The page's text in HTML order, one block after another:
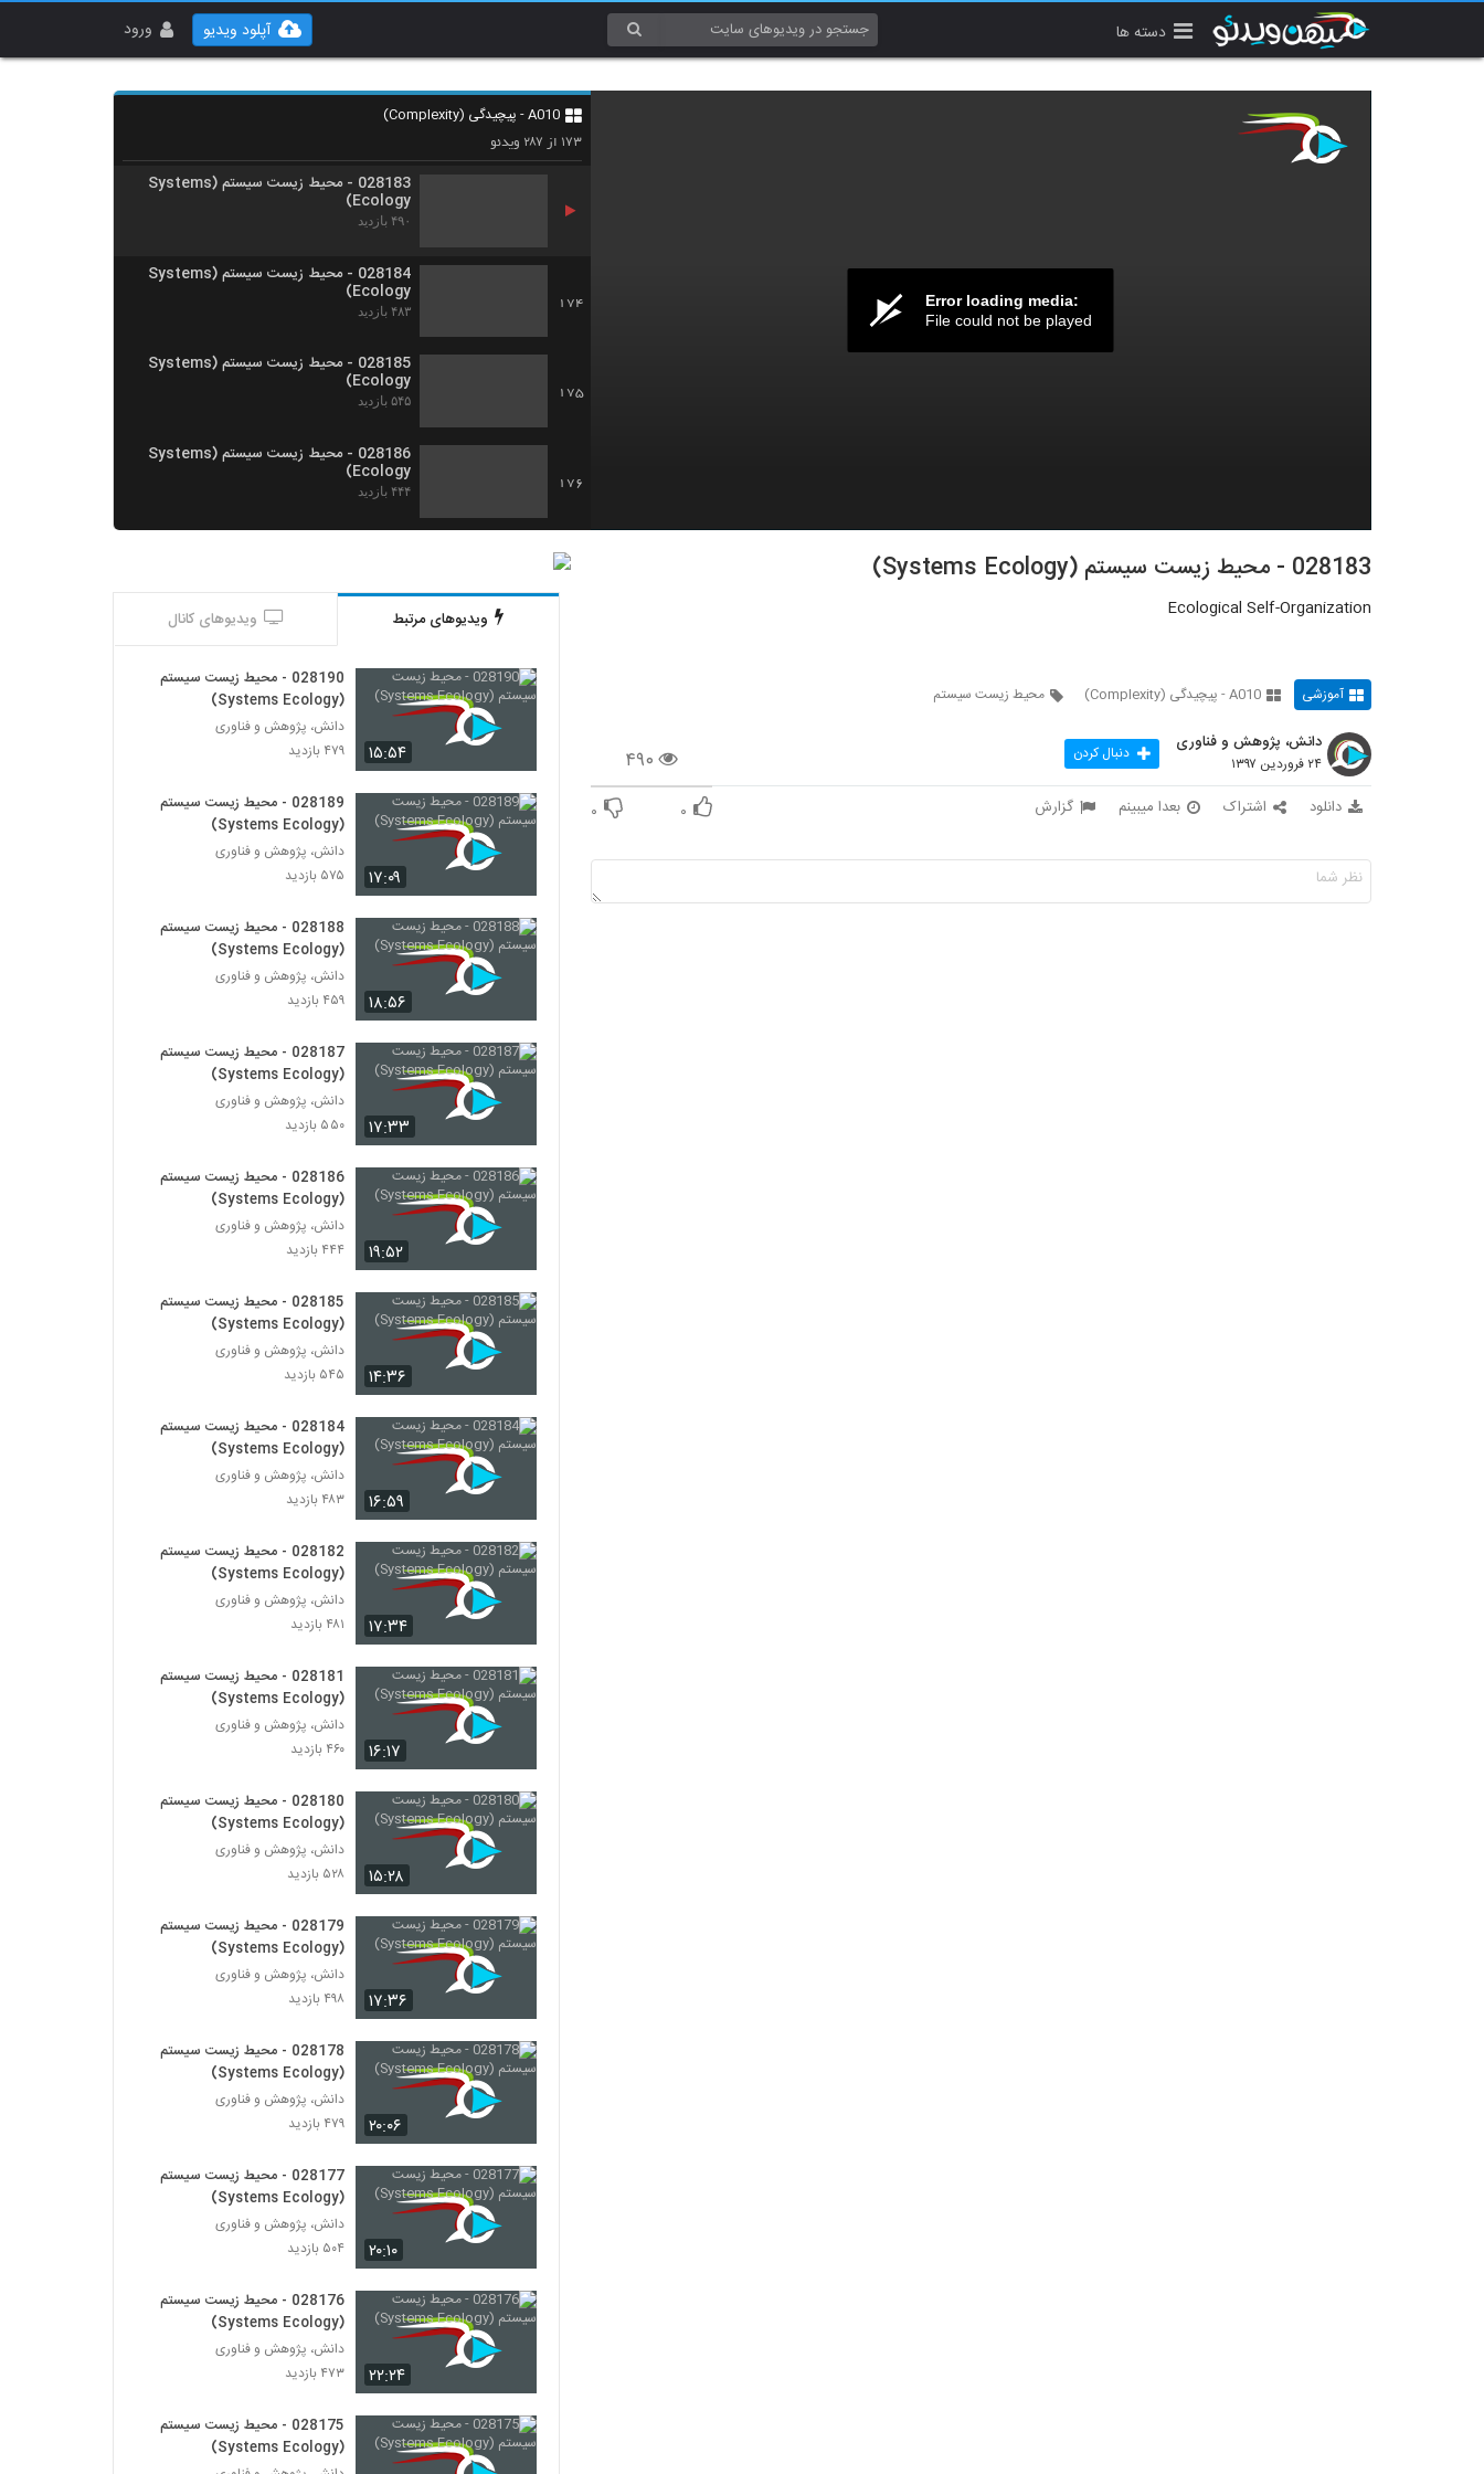
دسته ها ورود آپلود ویدیو
Error loading media:
File could not be played
A010 - پیچیدگی (Complexity)
۱۷۳ از ۲۸۷ ویدئو
172
028182 - محیط زیست سیستم (Systems
Ecology)
028183 - محیط زیست سیستم (Systems
Ecology)
۴۹۰ بازدید
174
028184 - محیط زیست سیستم (Systems
Ecology)
۴۸۳ بازدید
175
028185 - محیط زیست سیستم (Systems
Ecology)
۵۴۵ بازدید
176
028186 - محیط زیست سیستم (Systems
Ecology)
۴۴۴ بازدید
177
028188 - محیط زیست سیستم (Systems
۴۵۹ بازدید
Ecology)
۵۷۵ بازدید
028190 - محیط زیست سیستم (Systems
Ecology)
Economics)
۴۵۶ بازدید
Economics)
028193 - اقتصاد پیچیده (Complexity
Economics)
۴۵۰ بازدید
028194 - اقتصاد پیچیده (Complexity
Economics)
۴۳۶ بازدید
۴۴۰ بازدید
028197 - اقتصاد پیچیده (Complexity
Economics)
۴۲۱ بازدید
028198 - اقتصاد پیچیده (Complexity
Economics)
Economics)
۴۸۰ بازدید
Economics)
028201 - اقتصاد پیچیده (Complexity
Economics)
۴۸۴ بازدید
028202 - اقتصاد پیچیده (Complexity
Economics)
۴۹۹ بازدید
Economics)
۴۹۵ بازدید
028204 - اقتصاد پیچیده (Complexity
Economics)
۴۳۳ بازدید
028205 - اقتصاد پیچیده (Complexity
Economics)
۵۱۷ بازدید
028206 - اقتصاد پیچیده (Complexity
Economics)
۴۷۳ بازدید
Economics)
۴۸۸ بازدید
028208 - اقتصاد پیچیده (Complexity
Economics)
۴۵۰ بازدید
028209 - سیستم های غیرخطی (Nonlinear
Systems)
028183 - محیط زیست سیستم (Systems Ecology)
Ecological Self-Organization
آموزشی A010 - پیچیدگی (Complexity) محیط زیست سیستم
۴۹۰
دانش، پژوهش و فناوری
۲۴ فروردین ۱۳۹۷ دنبال کردن
دانلود اشتراک بعدا میبینم گزارش ۰ ۰
ویدیوهای مرتبط ویدیوهای کانال
۱۵:۵۴
028190 - محیط زیست سیستم
(Systems Ecology)
دانش، پژوهش و فناوری
۴۷۹ بازدید
۱۷:۰۹
028189 - محیط زیست سیستم
(Systems Ecology)
دانش، پژوهش و فناوری
۵۷۵ بازدید
۱۸:۵۶
028188 - محیط زیست سیستم
(Systems Ecology)
دانش، پژوهش و فناوری
۴۵۹ بازدید
۱۷:۳۳
028187 - محیط زیست سیستم
(Systems Ecology)
دانش، پژوهش و فناوری
۵۵۰ بازدید
۱۹:۵۲
028186 - محیط زیست سیستم
(Systems Ecology)
دانش، پژوهش و فناوری
۴۴۴ بازدید
۱۴:۳۶
028185 - محیط زیست سیستم
(Systems Ecology)
دانش، پژوهش و فناوری
۵۴۵ بازدید
۱۶:۵۹
028184 - محیط زیست سیستم
(Systems Ecology)
دانش، پژوهش و فناوری
۴۸۳ بازدید
۱۷:۳۴
028182 - محیط زیست سیستم
(Systems Ecology)
دانش، پژوهش و فناوری
۴۸۱ بازدید
۱۶:۱۷
028181 - محیط زیست سیستم
(Systems Ecology)
دانش، پژوهش و فناوری
۴۶۰ بازدید
۱۵:۲۸
028180 - محیط زیست سیستم
(Systems Ecology)
دانش، پژوهش و فناوری
۵۲۸ بازدید
۱۷:۳۶
028179 - محیط زیست سیستم
(Systems Ecology)
دانش، پژوهش و فناوری
۴۹۸ بازدید
۲۰:۰۶
028178 - محیط زیست سیستم
(Systems Ecology)
دانش، پژوهش و فناوری
۴۷۹ بازدید
۲۰:۱۰
028177 - محیط زیست سیستم
(Systems Ecology)
دانش، پژوهش و فناوری
۵۰۴ بازدید
۲۲:۲۴
028176 - محیط زیست سیستم
(Systems Ecology)
دانش، پژوهش و فناوری
۴۷۳ بازدید
028175 - محیط زیست سیستم
(Systems Ecology)